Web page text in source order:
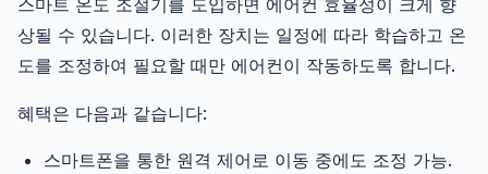
상될 수 있습니다. 이러한 장치는 일정에 따라 학습하고 온
도를 조정하여 필요할 때만 에어컨이 작동하도록 합니다.
혜택은 다음과 같습니다:
스마트폰을 통한 원격 제어로 이동 중에도 조정 가능.